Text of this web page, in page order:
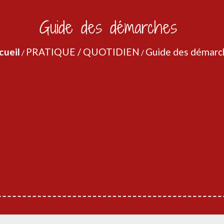
Guide des démarches
/ PRATIQUE / QUOTIDIEN / Guide des